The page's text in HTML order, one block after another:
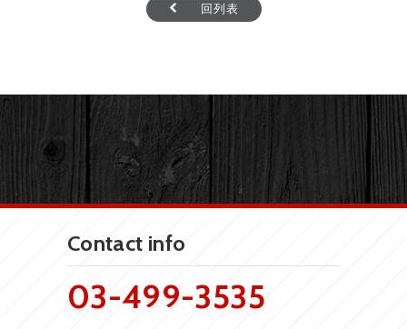
回列表
Contact info
03-499-3535